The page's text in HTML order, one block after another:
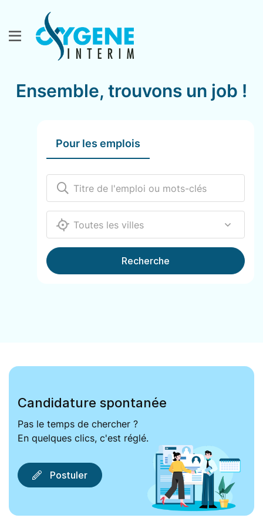
Ensemble, trouvons un job !
Pour les emplois
12000
Recherche
Candidature spontanée
Pas le temps de chercher ?
En quelques clics, c'est réglé.
Postuler